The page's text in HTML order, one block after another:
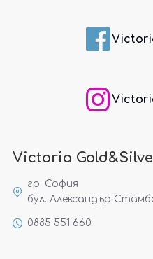
Victoria
гр. София
бул. Александър
0885 551 660